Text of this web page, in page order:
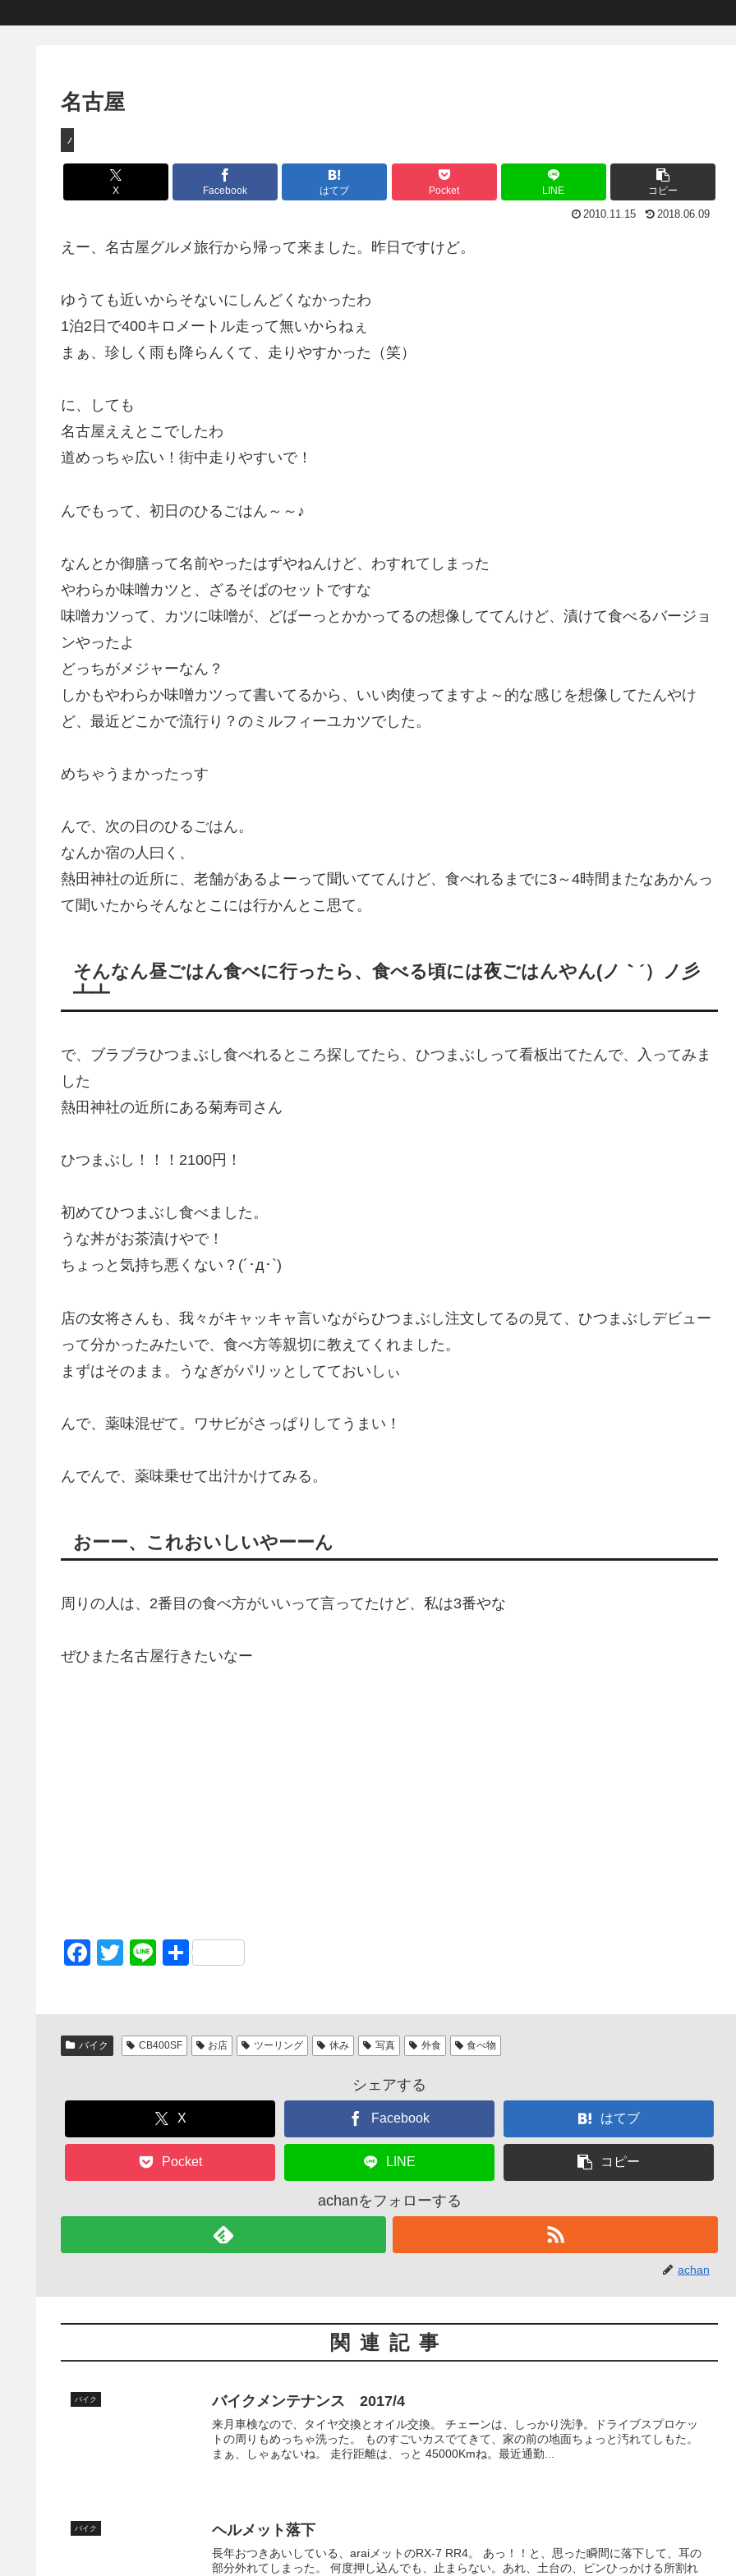
名古屋
バイク
X Facebook はてブ Pocket LINE コピー
2010.11.15 2018.06.09
えー、名古屋グルメ旅行から帰って来ました。昨日ですけど。
ゆうても近いからそないにしんどくなかったわ
1泊2日で400キロメートル走って無いからねぇ
まぁ、珍しく雨も降らんくて、走りやすかった（笑）
に、しても
名古屋ええとこでしたわ
道めっちゃ広い！街中走りやすいで！
んでもって、初日のひるごはん～～♪
なんとか御膳って名前やったはずやねんけど、わすれてしまった
やわらか味噌カツと、ざるそばのセットですな
味噌カツって、カツに味噌が、どばーっとかかってるの想像しててんけど、漬けて食べるバージョ
ンやったよ
どっちがメジャーなん？
しかもやわらか味噌カツって書いてるから、いい肉使ってますよ～的な感じを想像してたんやけ
ど、最近どこかで流行り？のミルフィーユカツでした。
めちゃうまかったっす
んで、次の日のひるごはん。
なんか宿の人曰く、
熱田神社の近所に、老舗があるよーって聞いててんけど、食べれるまでに3～4時間またなあかんっ
て聞いたからそんなとこには行かんとこ思て。
そんなん昼ごはん食べに行ったら、食べる頃には夜ごはんやん(ノ｀´）ノ彡
┻┻
で、ブラブラひつまぶし食べれるところ探してたら、ひつまぶしって看板出てたんで、入ってみま
した
熱田神社の近所にある菊寿司さん
ひつまぶし！！！2100円！
初めてひつまぶし食べました。
うな丼がお茶漬けやで！
ちょっと気持ち悪くない？(´･д･`)
店の女将さんも、我々がキャッキャ言いながらひつまぶし注文してるの見て、ひつまぶしデビュー
って分かったみたいで、食べ方等親切に教えてくれました。
まずはそのまま。うなぎがパリッとしてておいしぃ
んで、薬味混ぜて。ワサビがさっぱりしてうまい！
んでんで、薬味乗せて出汁かけてみる。
おーー、これおいしいやーーん
周りの人は、2番目の食べ方がいいって言ってたけど、私は3番やな
ぜひまた名古屋行きたいなー
F
e
b
o
k
T
er
Li 共
バイク CB400SF お店 ツーリング 休み 写真 外食 食べ物
シェアする
X Facebook はてブ
Pocket LINE コピー
achanをフォローする
achan
関連記事
バイク バイクメンテナンス 2017/4
来月車検なので、タイヤ交換とオイル交換。 チェーンは、しっかり洗浄。ドライブスプロケッ
トの周りもめっちゃ洗った。 ものすごいカスでてきて、家の前の地面ちょっと汚れてしもた。
まぁ、しゃぁないね。 走行距離は、っと 45000Kmね。最近通勤...
バイク ヘルメット落下
長年おつきあいしている、araiメットのRX-7 RR4。 あっ！！と、思った瞬間に落下して、耳の
部分外れてしまった。 何度押し込んでも、止まらない。あれ、土台の、ピンひっかける所割れ